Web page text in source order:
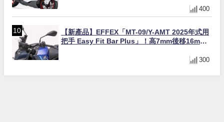
400
【新產品】EFFEX「MT-09/Y-AMT 2025年式用
把手 Easy Fit Bar Plus」！高7mm後移16mm
300